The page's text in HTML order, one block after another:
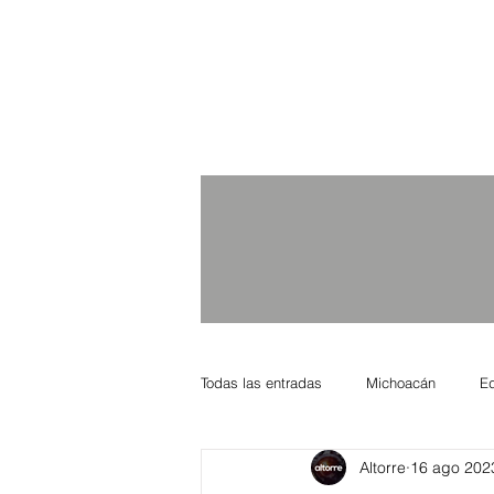
Todas las entradas Michoacán
Nacional Internacional
Altorre 16 ago